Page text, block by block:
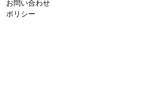
お問い合わせ
ポリシー